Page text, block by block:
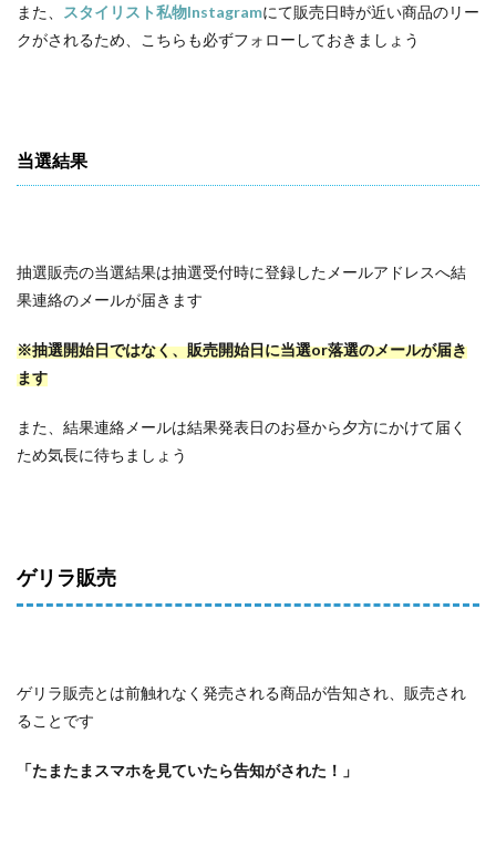
また、 スタイリスト私物Instagramにて販売日時が近い商品のリー
クがされるため、こちらも必ずフォローしておきましょう
当選結果
抽選販売の当選結果は抽選受付時に登録したメールアドレスへ結
果連絡のメールが届きます
※抽選開始日ではなく、販売開始日に当選or落選のメールが届き
ます
また、結果連絡メールは結果発表日のお昼から夕方にかけて届く
ため気長に待ちましょう
ゲリラ販売
ゲリラ販売とは前触れなく発売される商品が告知され、販売され
ることです
「たまたまスマホを見ていたら告知がされた！」